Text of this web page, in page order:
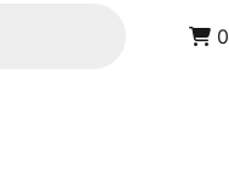
0